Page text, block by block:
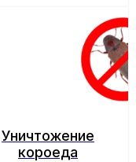
Уничтожение
короеда